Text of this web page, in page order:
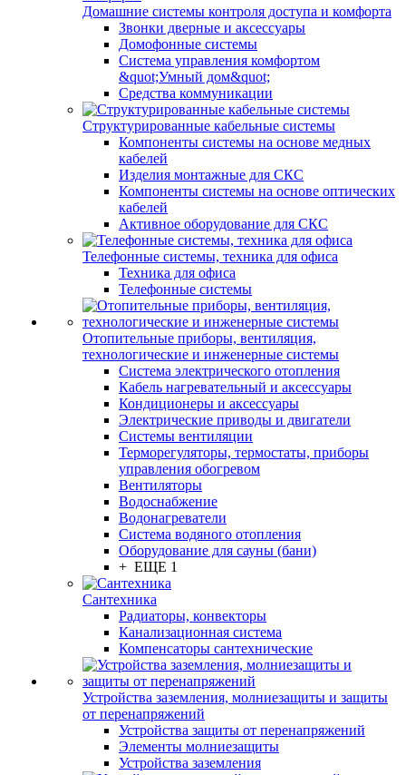
Домашние системы контроля доступа и комфорта
Звонки дверные и аксессуары
Домофонные системы
Система управления комфортом
&quot;Умный дом&quot;
Средства коммуникации
Структурированные кабельные системы
Компоненты системы на основе медных
кабелей
Изделия монтажные для СКС
Компоненты системы на основе оптических
кабелей
Активное оборудование для СКС
Телефонные системы, техника для офиса
Техника для офиса
Телефонные системы
Отопительные приборы, вентиляция,
технологические и инженерные системы
Система электрического отопления
Кабель нагревательный и аксессуары
Кондиционеры и аксессуары
Электрические приводы и двигатели
Системы вентиляции
Терморегуляторы, термостаты, приборы
управления обогревом
Вентиляторы
Водоснабжение
Водонагреватели
Система водяного отопления
Оборудование для сауны (бани)
+ ЕЩЕ 1
Сантехника
Радиаторы, конвекторы
Канализационная система
Компенсаторы сантехнические
Устройства заземления, молниезащиты и защиты
от перенапряжений
Устройства защиты от перенапряжений
Элементы молниезащиты
Устройства заземления